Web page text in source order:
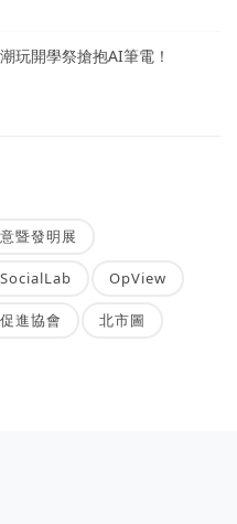
玩開學祭搶抱AI筆電！
暨發明展
SocialLab OpView
進協會 北市圖